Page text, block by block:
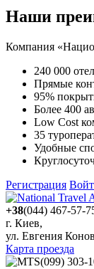
Наши
Компания
240 000
Прямые
95%
Более 400
Low Cost
35
Удобные
Регистрация
+38(044) 467-57-
г. Киев,
ул. Евгения
Карта проезда
(099) 303-